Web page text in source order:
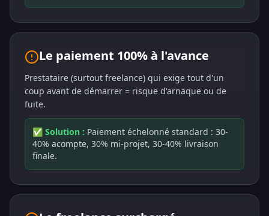
Le paiement 100% à l'avance
Prestataire (surtout freelance) qui exige tout d'un
coup avant de démarrer = risque d'arnaque ou de
fuite.
✅ Solution : Paiement échelonné standard : 30-
40% acompte, 30% mi-projet, 30-40% livraison
finale.